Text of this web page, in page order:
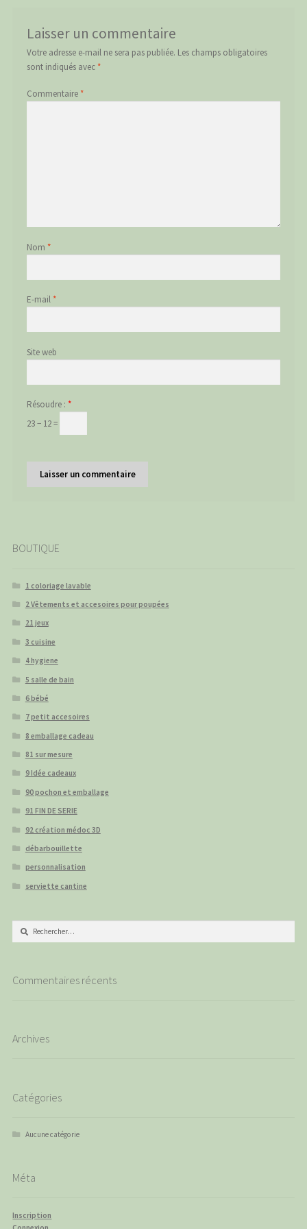
Laisser un commentaire
Votre adresse e-mail ne sera pas publiée. Les champs obligatoires
sont indiqués avec *
Commentaire *
Nom *
E-mail *
Site web
Résoudre : *
23 − 12 =
BOUTIQUE
1 coloriage lavable
2 Vêtements et accesoires pour poupées
21 jeux
3 cuisine
4 hygiene
5 salle de bain
6 bébé
7 petit accesoires
8 emballage cadeau
81 sur mesure
9 Idée cadeaux
90 pochon et emballage
91 FIN DE SERIE
92 création médoc 3D
débarbouillette
personnalisation
serviette cantine
Rechercher :
Commentaires récents
Archives
Catégories
Aucune catégorie
Méta
Inscription